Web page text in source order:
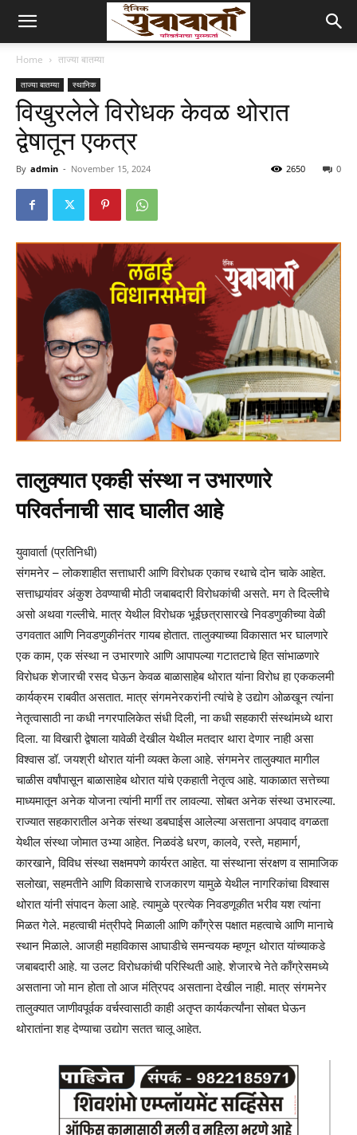
Home ताज्या बातम्या
ताज्या बातम्या स्थानिक
विखुरलेले विरोधक केवळ थोरात
द्वेषातून एकत्र
By admin - November 15, 2024 0
2650
तालुक्यात एकही संस्था न उभारणारे
परिवर्तनाची साद घालीत आहे
युवावार्ता (प्रतिनिधी)
संगमनेर – लोकशाहीत सत्ताधारी आणि विरोधक एकाच रथाचे दोन चाके आहेत.
सत्ताधार्‍यांवर अंकुश ठेवण्याची मोठी जबाबदारी विरोधकांची असते. मग ते दिल्लीचे
असो अथवा गल्लीचे. मात्र येथील विरोधक भूईछत्रासारखे निवडणुकीच्या वेळी
उगवतात आणि निवडणुकीनंतर गायब होतात. तालुक्याच्या विकासात भर घालणारे
एक काम, एक संस्था न उभारणारे आणि आपापल्या गटातटाचे हित सांभाळणारे
विरोधक शेजारची रसद घेऊन केवळ बाळासाहेब थोरात यांना विरोध हा एककलमी
कार्यक्रम राबवीत असतात. मात्र संगमनेरकरांनी त्यांचे हे उद्योग ओळखून त्यांना
नेतृत्वासाठी ना कधी नगरपालिकेत संधी दिली, ना कधी सहकारी संस्थांमध्ये थारा
दिला. या विखारी द्वेषाला यावेळी देखील येथील मतदार थारा देणार नाही असा
विश्‍वास डॉ. जयश्री थोरात यांनी व्यक्त केला आहे. संगमनेर तालुक्यात मागील
चाळीस वर्षांपासून बाळासाहेब थोरात यांचे एकहाती नेतृत्व आहे. याकाळात सत्तेच्या
माध्यमातून अनेक योजना त्यांनी मार्गी तर लावल्या. सोबत अनेक संस्था उभारल्या.
राज्यात सहकारातील अनेक संस्था डबघाईस आलेल्या असताना अपवाद वगळता
येथील संस्था जोमात उभ्या आहेत. निळवंडे धरण, कालवे, रस्ते, महामार्ग,
कारखाने, विविध संस्था सक्षमपणे कार्यरत आहेत. या संस्थाना संरक्षण व सामाजिक
सलोखा, सहमतीने आणि विकासाचे राजकारण यामुळे येथील नागरिकांचा विश्‍वास
थोरात यांनी संपादन केला आहे. त्यामुळे प्रत्येक निवडणूकीत भरीव यश त्यांना
मिळत गेले. महत्वाची मंत्रीपदे मिळाली आणि काँग्रेस पक्षात महत्वाचे आणि मानाचे
स्थान मिळाले. आजही महाविकास आघाडीचे समन्वयक म्हणून थोरात यांच्याकडे
जबाबदारी आहे. या उलट विरोधकांची परिस्थिती आहे. शेजारचे नेते काँग्रेसमध्ये
असताना जो मान होता तो आज मंत्रिपद असताना देखील नाही. मात्र संगमनेर
तालुक्यात जाणीवपूर्वक वर्चस्वासाठी काही अतृप्त कार्यकर्त्यांना सोबत घेऊन
थोरातांना शह देण्याचा उद्योग सतत चालू आहेत.